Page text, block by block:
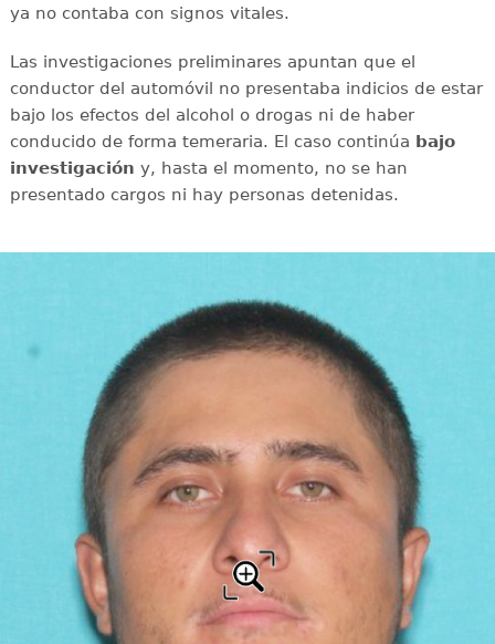
ya no contaba con signos vitales.
Las investigaciones preliminares apuntan que el
conductor del automóvil no presentaba indicios de estar
bajo los efectos del alcohol o drogas ni de haber
conducido de forma temeraria. El caso continúa bajo
investigación y, hasta el momento, no se han
presentado cargos ni hay personas detenidas.